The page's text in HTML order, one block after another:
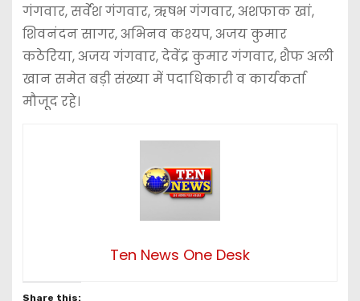
गंगवार, सर्वेश गंगवार, ऋषभ गंगवार, अशफाक खां,
शिवनंदन सागर, अभिनव कश्यप, अजय कुमार
कठेरिया, अजय गंगवार, देवेंद्र कुमार गंगवार, शैफ अली
खान समेत बड़ी संख्या में पदाधिकारी व कार्यकर्ता
मौजूद रहे।
Ten News One Desk
Share this: